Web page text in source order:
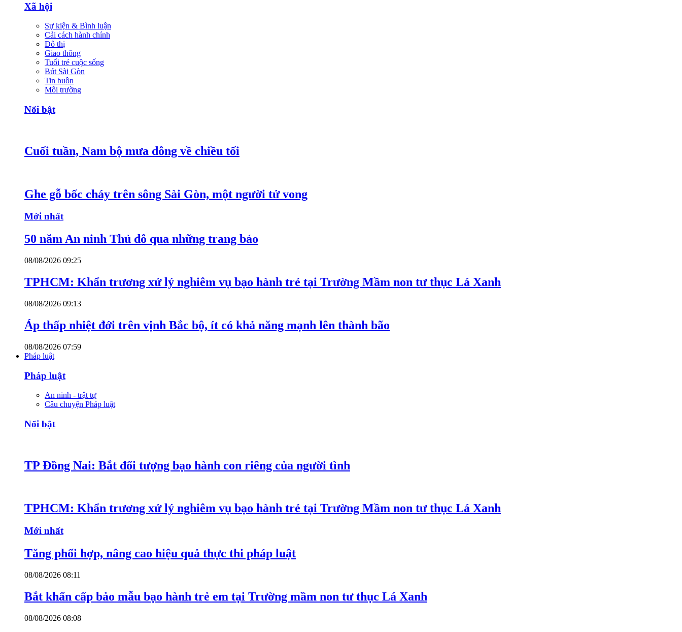
Xã hội
Sự kiện & Bình luận
Cải cách hành chính
Đô thị
Giao thông
Tuổi trẻ cuộc sống
Bút Sài Gòn
Tin buồn
Môi trường
Nổi bật
Cuối tuần, Nam bộ mưa dông về chiều tối
Ghe gỗ bốc cháy trên sông Sài Gòn, một người tử vong
Mới nhất
50 năm An ninh Thủ đô qua những trang báo
08/08/2026 09:25
TPHCM: Khẩn trương xử lý nghiêm vụ bạo hành trẻ tại Trường Mầm non tư thục Lá Xanh
08/08/2026 09:13
Áp thấp nhiệt đới trên vịnh Bắc bộ, ít có khả năng mạnh lên thành bão
08/08/2026 07:59
Pháp luật
Pháp luật
An ninh - trật tự
Câu chuyện Pháp luật
Nổi bật
TP Đồng Nai: Bắt đối tượng bạo hành con riêng của người tình
TPHCM: Khẩn trương xử lý nghiêm vụ bạo hành trẻ tại Trường Mầm non tư thục Lá Xanh
Mới nhất
Tăng phối hợp, nâng cao hiệu quả thực thi pháp luật
08/08/2026 08:11
Bắt khẩn cấp bảo mẫu bạo hành trẻ em tại Trường mầm non tư thục Lá Xanh
08/08/2026 08:08